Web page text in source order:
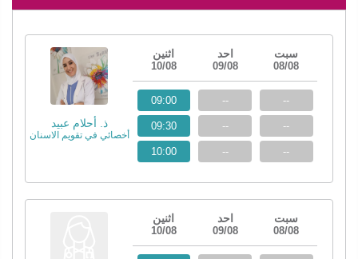
ذ. أحلام عبيد
أخصائي في تقويم الاسنان
سبت
08/08
احد
09/08
اثنين
10/08
--
--
--
--
--
--
09:00
09:30
10:00
سبت
08/08
احد
09/08
اثنين
10/08